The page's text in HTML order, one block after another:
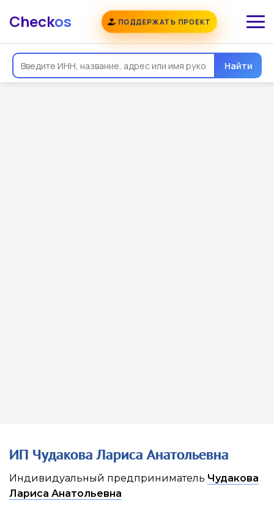
Checkos ПОДДЕРЖАТЬ ПРОЕКТ
Найти
ИП Чудакова Лариса Анатольевна
Индивидуальный предприниматель Чудакова
Лариса Анатольевна